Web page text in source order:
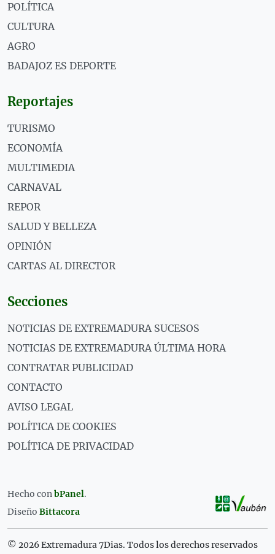
POLÍTICA
CULTURA
AGRO
BADAJOZ ES DEPORTE
Reportajes
TURISMO
ECONOMÍA
MULTIMEDIA
CARNAVAL
REPOR
SALUD Y BELLEZA
OPINIÓN
CARTAS AL DIRECTOR
Secciones
NOTICIAS DE EXTREMADURA SUCESOS
NOTICIAS DE EXTREMADURA ÚLTIMA HORA
CONTRATAR PUBLICIDAD
CONTACTO
AVISO LEGAL
POLÍTICA DE COOKIES
POLÍTICA DE PRIVACIDAD
Hecho conbPanel.
Diseño Bittacora
© 2026 Extremadura 7Dias. Todos los derechos reservados